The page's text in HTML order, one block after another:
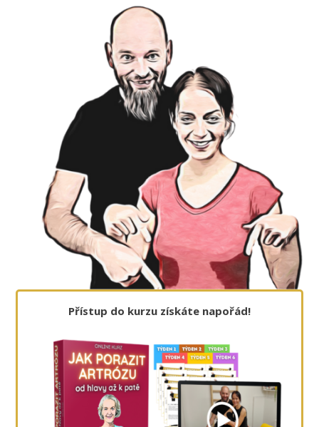
Přístup do kurzu získáte napořád!